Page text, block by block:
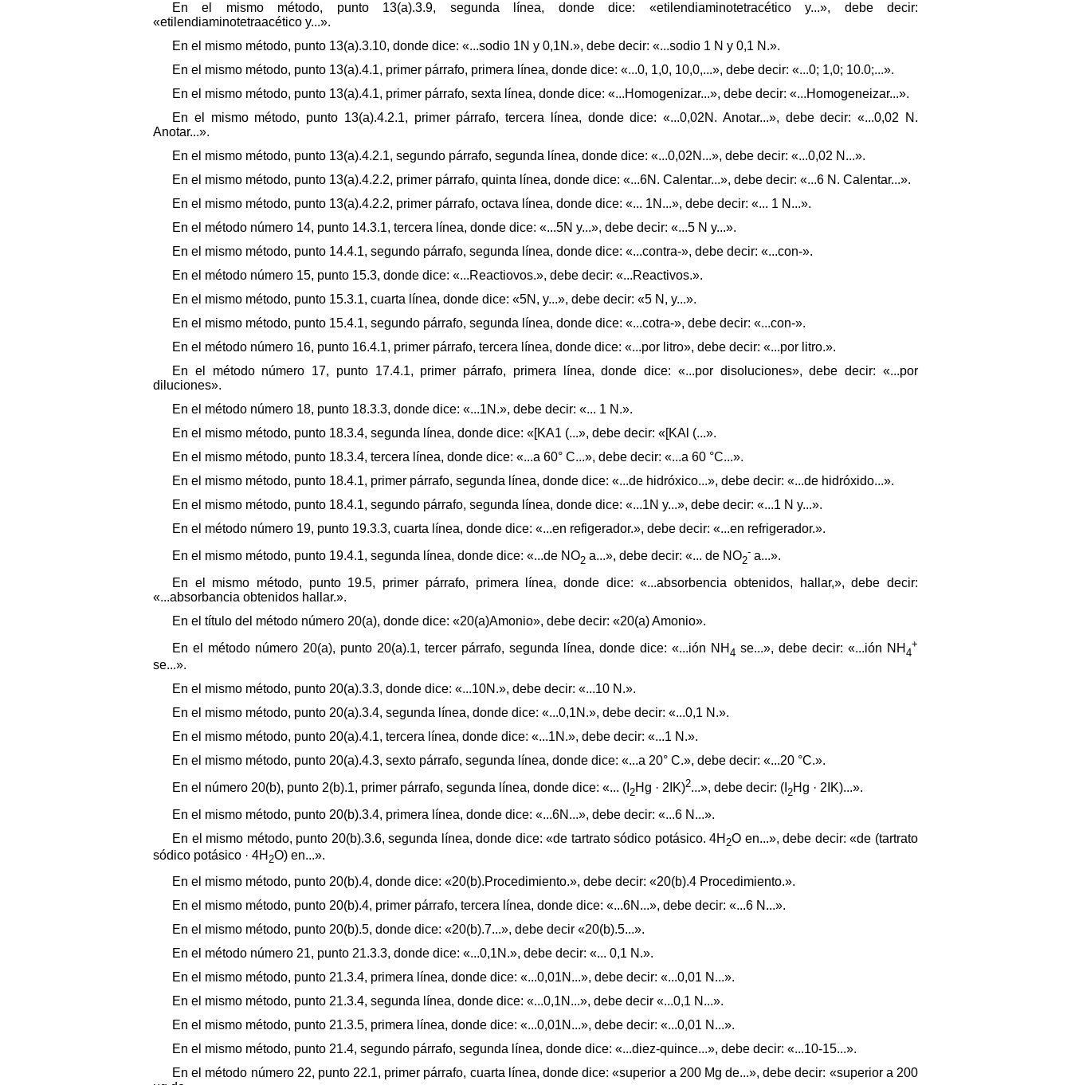
En el mismo método, punto 13(a).3.9, segunda línea, donde dice: «etilendiaminotetracético y...», debe decir:
«etilendiaminotetraacético y...».
En el mismo método, punto 13(a).3.10, donde dice: «...sodio 1N y 0,1N.», debe decir: «...sodio 1 N y 0,1 N.».
En el mismo método, punto 13(a).4.1, primer párrafo, primera línea, donde dice: «...0, 1,0, 10,0,...», debe decir: «...0; 1,0; 10.0;...».
En el mismo método, punto 13(a).4.1, primer párrafo, sexta línea, donde dice: «...Homogenizar...», debe decir: «...Homogeneizar...».
En el mismo método, punto 13(a).4.2.1, primer párrafo, tercera línea, donde dice: «...0,02N. Anotar...», debe decir: «...0,02 N.
Anotar...».
En el mismo método, punto 13(a).4.2.1, segundo párrafo, segunda línea, donde dice: «...0,02N...», debe decir: «...0,02 N...».
En el mismo método, punto 13(a).4.2.2, primer párrafo, quinta línea, donde dice: «...6N. Calentar...», debe decir: «...6 N. Calentar...».
En el mismo método, punto 13(a).4.2.2, primer párrafo, octava línea, donde dice: «... 1N...», debe decir: «... 1 N...».
En el método número 14, punto 14.3.1, tercera línea, donde dice: «...5N y...», debe decir: «...5 N y...».
En el mismo método, punto 14.4.1, segundo párrafo, segunda línea, donde dice: «...contra-», debe decir: «...con-».
En el método número 15, punto 15.3, donde dice: «...Reactiovos.», debe decir: «...Reactivos.».
En el mismo método, punto 15.3.1, cuarta línea, donde dice: «5N, y...», debe decir: «5 N, y...».
En el mismo método, punto 15.4.1, segundo párrafo, segunda línea, donde dice: «...cotra-», debe decir: «...con-».
En el método número 16, punto 16.4.1, primer párrafo, tercera línea, donde dice: «...por litro», debe decir: «...por litro.».
En el método número 17, punto 17.4.1, primer párrafo, primera línea, donde dice: «...por disoluciones», debe decir: «...por
diluciones».
En el método número 18, punto 18.3.3, donde dice: «...1N.», debe decir: «... 1 N.».
En el mismo método, punto 18.3.4, segunda línea, donde dice: «[KA1 (...», debe decir: «[KAl (...».
En el mismo método, punto 18.3.4, tercera línea, donde dice: «...a 60° C...», debe decir: «...a 60 °C...».
En el mismo método, punto 18.4.1, primer párrafo, segunda línea, donde dice: «...de hidróxico...», debe decir: «...de hidróxido...».
En el mismo método, punto 18.4.1, segundo párrafo, segunda línea, donde dice: «...1N y...», debe decir: «...1 N y...».
En el método número 19, punto 19.3.3, cuarta línea, donde dice: «...en refigerador.», debe decir: «...en refrigerador.».
En el mismo método, punto 19.4.1, segunda línea, donde dice: «...de NO2 a...», debe decir: «... de NO2
- a...».
En el mismo método, punto 19.5, primer párrafo, primera línea, donde dice: «...absorbencia obtenidos, hallar,», debe decir:
«...absorbancia obtenidos hallar.».
En el título del método número 20(a), donde dice: «20(a)Amonio», debe decir: «20(a) Amonio».
En el método número 20(a), punto 20(a).1, tercer párrafo, segunda línea, donde dice: «...ión NH 4 se...», debe decir: «...ión NH 4
+
se...».
En el mismo método, punto 20(a).3.3, donde dice: «...10N.», debe decir: «...10 N.».
En el mismo método, punto 20(a).3.4, segunda línea, donde dice: «...0,1N.», debe decir: «...0,1 N.».
En el mismo método, punto 20(a).4.1, tercera línea, donde dice: «...1N.», debe decir: «...1 N.».
En el mismo método, punto 20(a).4.3, sexto párrafo, segunda línea, donde dice: «...a 20° C.», debe decir: «...20 °C.».
En el número 20(b), punto 2(b).1, primer párrafo, segunda línea, donde dice: «... (I 2Hg · 2IK)2...», debe decir: (I 2Hg · 2IK)...».
En el mismo método, punto 20(b).3.4, primera línea, donde dice: «...6N...», debe decir: «...6 N...».
En el mismo método, punto 20(b).3.6, segunda línea, donde dice: «de tartrato sódico potásico. 4H 2O en...», debe decir: «de (tartrato
sódico potásico · 4H 2O) en...».
En el mismo método, punto 20(b).4, donde dice: «20(b).Procedimiento.», debe decir: «20(b).4 Procedimiento.».
En el mismo método, punto 20(b).4, primer párrafo, tercera línea, donde dice: «...6N...», debe decir: «...6 N...».
En el mismo método, punto 20(b).5, donde dice: «20(b).7...», debe decir «20(b).5...».
En el método número 21, punto 21.3.3, donde dice: «...0,1N.», debe decir: «... 0,1 N.».
En el mismo método, punto 21.3.4, primera línea, donde dice: «...0,01N...», debe decir: «...0,01 N...».
En el mismo método, punto 21.3.4, segunda línea, donde dice: «...0,1N...», debe decir «...0,1 N...».
En el mismo método, punto 21.3.5, primera línea, donde dice: «...0,01N...», debe decir: «...0,01 N...».
En el mismo método, punto 21.4, segundo párrafo, segunda línea, donde dice: «...diez-quince...», debe decir: «...10-15...».
En el método número 22, punto 22.1, primer párrafo, cuarta línea, donde dice: «superior a 200 Mg de...», debe decir: «superior a 200